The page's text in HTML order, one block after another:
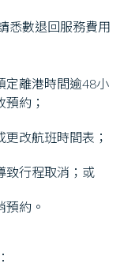
悉數退回服務費用
定離港時間逾48小
約；
改航班時間表；
致行程取消；或
預約。